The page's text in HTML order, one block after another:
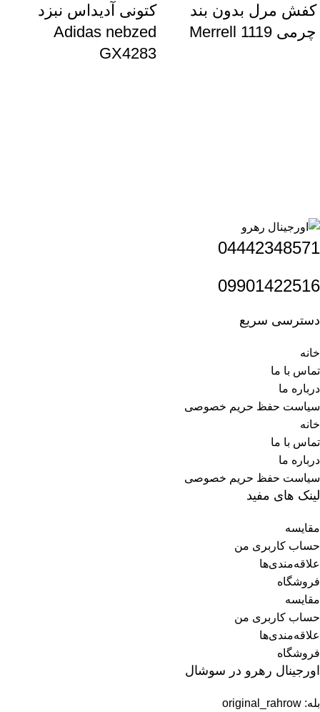
کفش مرل بدون بند
چرمی Merrell 1119
کتونی آدیداس نبزد
Adidas nebzed
GX4283
04442348571
09901422516
دسترسی سریع
خانه
تماس با ما
درباره ما
سیاست حفظ حریم خصوصی
خانه
تماس با ما
درباره ما
سیاست حفظ حریم خصوصی
لینک های مفید
مقایسه
حساب کاربری من
علاقه‌مندی‌ها
فروشگاه
مقایسه
حساب کاربری من
علاقه‌مندی‌ها
فروشگاه
اورجینال رهرو در سوشال
بله: original_rahrow